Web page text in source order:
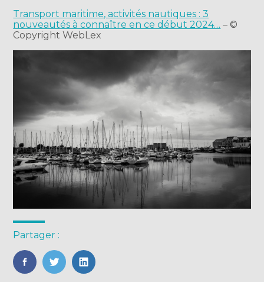
Transport maritime, activités nautiques : 3
nouveautés à connaître en ce début 2024… – ©
Copyright WebLex
Partager :
FaceBook
TwitterLinkedIn